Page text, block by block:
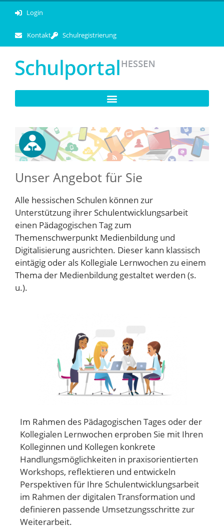
Login
Kontakt Schulregistrierung
Unser Angebot für Sie
Alle hessischen Schulen können zur
Unterstützung ihrer Schulentwicklungsarbeit
einen Pädagogischen Tag zum
Themenschwerpunkt Medienbildung und
Digitalisierung ausrichten. Dieser kann klassisch
eintägig oder als Kollegiale Lernwochen zu einem
Thema der Medienbildung gestaltet werden (s.
u.).
Im Rahmen des Pädagogischen Tages oder der
Kollegialen Lernwochen erproben Sie mit Ihren
Kolleginnen und Kollegen konkrete
Handlungsmöglichkeiten in praxisorientierten
Workshops, reflektieren und entwickeln
Perspektiven für Ihre Schulentwicklungsarbeit
im Rahmen der digitalen Transformation und
definieren passende Umsetzungsschritte zur
Weiterarbeit.